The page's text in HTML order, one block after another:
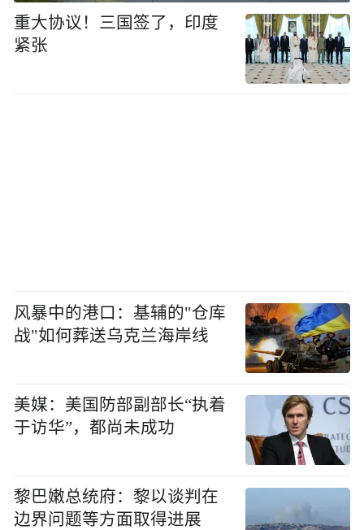
重大协议！三国签了，印度
紧张
风暴中的港口：基辅的"仓库
战"如何葬送乌克兰海岸线
美媒：美国防部副部长“执着
于访华”，都尚未成功
黎巴嫩总统府：黎以谈判在
边界问题等方面取得进展